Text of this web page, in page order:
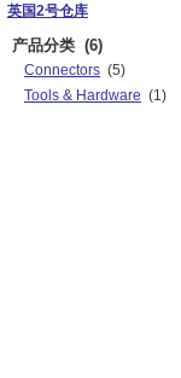
英国2号仓库
产品分类 (6)
Connectors (5)
Tools & Hardware (1)